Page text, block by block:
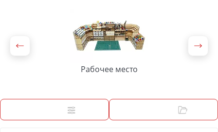
Пластиковые модели
Макет H0 и TT
Архитектурные макеты
Модели из бумаги
Рабочее место